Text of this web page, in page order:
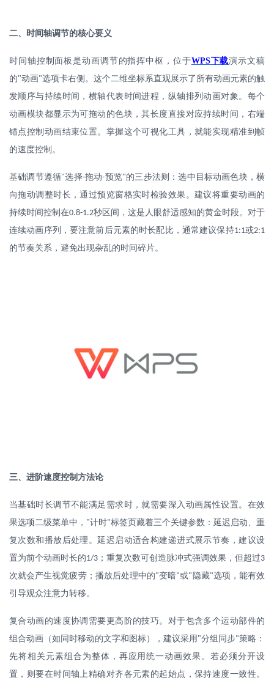
二、时间轴调节的核心要义
时间轴控制面板是动画调节的指挥中枢，位于WPS下载演示文稿
的"动画"选项卡右侧。这个二维坐标系直观展示了所有动画元素的触
发顺序与持续时间，横轴代表时间进程，纵轴排列动画对象。每个
动画模块都显示为可拖动的色块，其长度直接对应持续时间，右端
锚点控制动画结束位置。掌握这个可视化工具，就能实现精准到帧
的速度控制。
基础调节遵循"选择-拖动-预览"的三步法则：选中目标动画色块，横
向拖动调整时长，通过预览窗格实时检验效果。建议将重要动画的
持续时间控制在0.8-1.2秒区间，这是人眼舒适感知的黄金时段。对于
连续动画序列，要注意前后元素的时长配比，通常建议保持1:1或2:1
的节奏关系，避免出现杂乱的时间碎片。
三、进阶速度控制方法论
当基础时长调节不能满足需求时，就需要深入动画属性设置。在效
果选项二级菜单中， "计时"标签页藏着三个关键参数：延迟启动、重
复次数和播放后处理。延迟启动适合构建递进式展示节奏，建议设
置为前个动画时长的1/3 ；重复次数可创造脉冲式强调效果，但超过3
次就会产生视觉疲劳；播放后处理中的"变暗"或" 隐藏"选项，能有效
引导观众注意力转移。
复合动画的速度协调需要更高阶的技巧。对于包含多个运动部件的
组合动画（如同时移动的文字和图标），建议采用 "分组同步"策略：
先将相关元素组合为整体，再应用统一动画效果。若必须分开设
置，则要在时间轴上精确对齐各元素的起始点，保持速度一致性。